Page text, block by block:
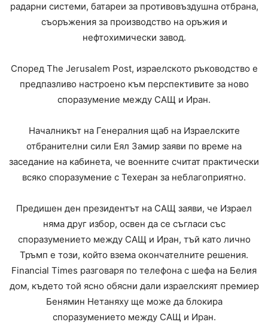
радарни системи, батареи за противовъздушна отбрана,
съоръжения за производство на оръжия и
нефтохимически завод.
Според The Jerusalem Post, израелското ръководство е
предпазливо настроено към перспективите за ново
споразумение между САЩ и Иран.
Началникът на Генералния щаб на Израелските
отбранителни сили Еял Замир заяви по време на
заседание на кабинета, че военните считат практически
всяко споразумение с Техеран за неблагоприятно.
Предишен ден президентът на САЩ заяви, че Израел
няма друг избор, освен да се съгласи със
споразумението между САЩ и Иран, тъй като лично
Тръмп е този, който взема окончателните решения.
Financial Times разговаря по телефона с шефа на Белия
дом, където той ясно обясни дали израелският премиер
Бенямин Нетаняху ще може да блокира
споразумението между САЩ и Иран.